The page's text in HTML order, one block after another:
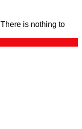
There is nothing to